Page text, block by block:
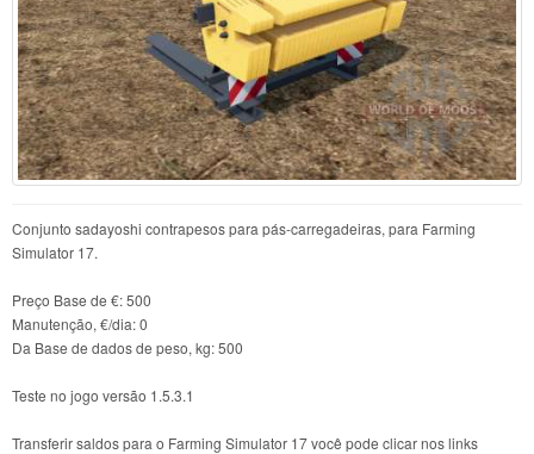
Conjunto sadayoshi contrapesos para pás-carregadeiras, para Farming
Simulator 17.
Preço Base de €: 500
Manutenção, €/dia: 0
Da Base de dados de peso, kg: 500
Teste no jogo versão 1.5.3.1
Transferir saldos para o Farming Simulator 17 você pode clicar nos links